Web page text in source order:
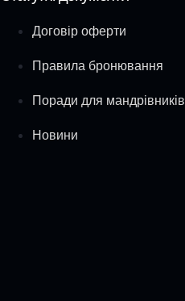
Договір оферти
Правила бронювання
Поради для мандрівників
Новини